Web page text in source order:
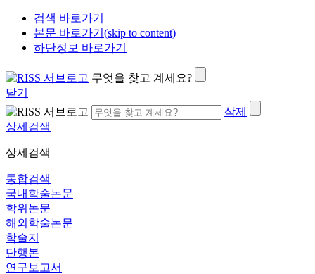
검색 바로가기
본문 바로가기(skip to content)
하단정보 바로가기
무엇을 찾고 계세요?
닫기
삭제
상세검색
상세검색
통합검색
국내학술논문
학위논문
해외학술논문
학술지
단행본
연구보고서